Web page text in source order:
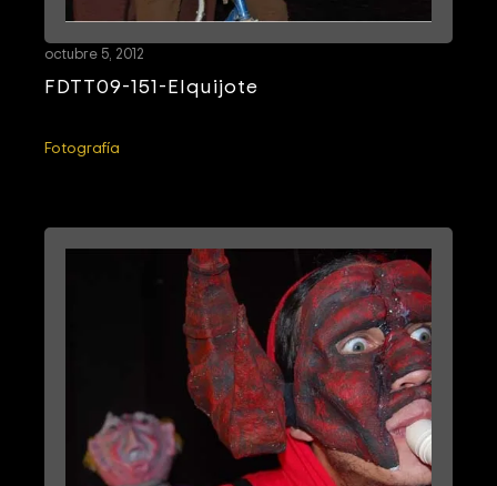
FDTT09-151-Elquijote
octubre 5, 2012
Fotografía